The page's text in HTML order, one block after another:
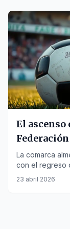
El ascenso
en el Valle
La comarca
con el regreso
evocando la
23 abril 2026